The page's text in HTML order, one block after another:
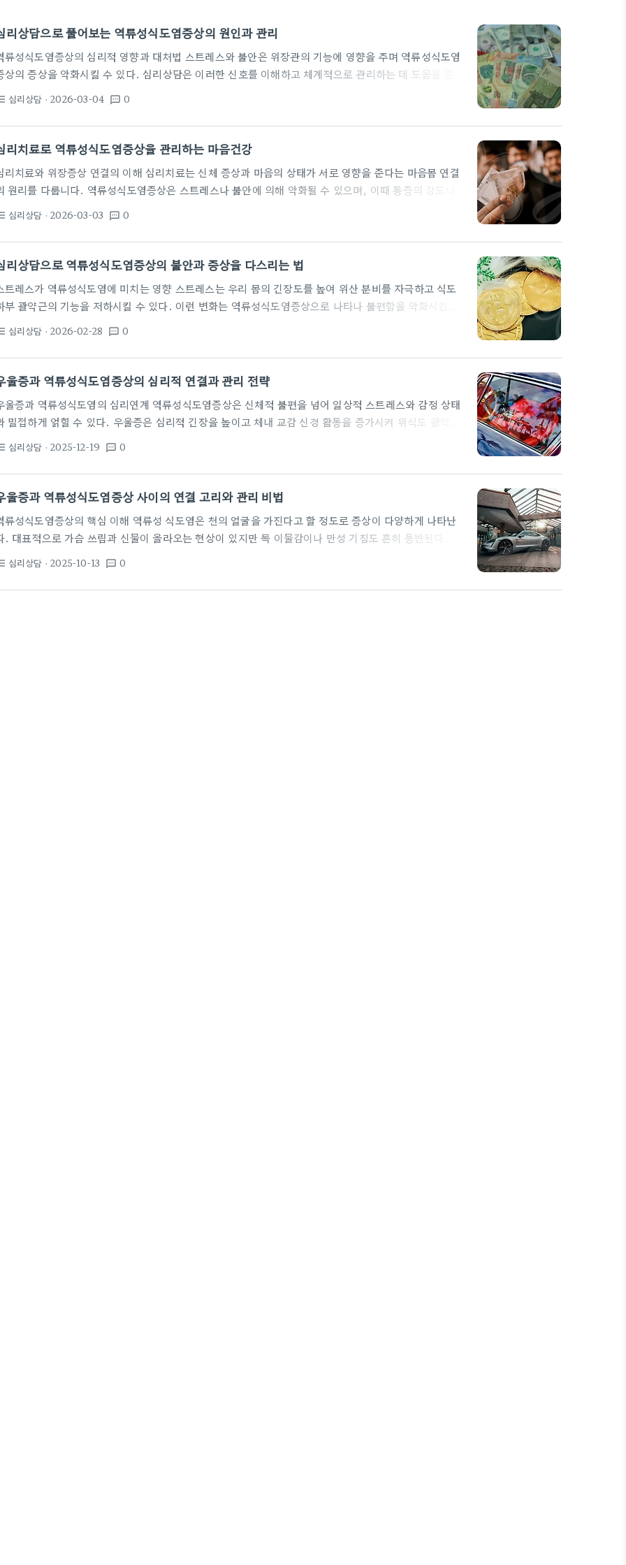
리상담으로 풀어보는 역류성식도염증상의 원인과 관리
류성식도염증상의 심리적 영향과 대처법 스트레스와 불안은 위장관의 기능에 영향을 주며 역류성식도염
상의 증상을 악화시킬 수 있다. 심리상담은 이러한 신호를 이해하고 체계적으로 관리하는 데 도움을 준
서 제시하는 대처 전략은 스트레스를 인식하고 관리하는 법을 배우는 데 있다. 인지적 재구성은 불안이 위
상으로 표출될 때 그 해석과 반응을 바꾸는 데 도움을 준다. 이완 기법은 호흡, 근육 이완, 시각화 등을 통
신체 반응을 안정시키는 데 효과적이다. 일상에서의 작은 변화가 위…
심리상담 · 2026-03-04 textsms 0
리치료로 역류성식도염증상을 관리하는 마음건강
리치료와 위장증상 연결의 이해 심리치료는 신체 증상과 마음의 상태가 서로 영향을 준다는 마음몸 연결
원리를 다룹니다. 역류성식도염증상은 스트레스나 불안에 의해 악화될 수 있으며, 이때 통증의 강도나
에 생활 패턴의 변화를 촉진합니다. 뇌와 장은 신경으로 연결되어 있어 스트레스가 위장운동의 규칙성을 흔
수 있습니다. 과도한 근육긴장과 예민한 주의집중이 속쓰림 같은 증상을 과잉지각하게 만들 수 있으며,
는 악화의 악순환으로 이어질 수 있습니다. 심리치료는 이러한 과민한 반응을 줄이고 정상적인 식경험
심리상담 · 2026-03-03 textsms 0
리상담으로 역류성식도염증상의 불안과 증상을 다스리는 법
트레스가 역류성식도염에 미치는 영향 스트레스는 우리 몸의 긴장도를 높여 위산 분비를 자극하고 식도
부 괄약근의 기능을 저하시킬 수 있다. 이런 변화는 역류성식도염증상으로 나타나 불편함을 악화시킨다.
상담은 스트레스의 구체적 원인을 파악하고 반응 패턴을 바꾸는 데 도움을 준다. 인지행동적 접근은 부정적
각이 신체 반응에 어떤 영향을 주는지 설명한다. 생각을 재구성하고 현실적 대안을 찾는 과정에서 증상에
한 공포를 줄일 수 있다. 동시에 호흡법과 이완훈련 같은 생리적 전략이 식도 근육의 긴장을…
심리상담 · 2026-02-28 textsms 0
울증과 역류성식도염증상의 심리적 연결과 관리 전략
울증과 역류성식도염의 심리연계 역류성식도염증상은 신체적 불편을 넘어 일상적 스트레스와 감정 상태
밀접하게 얽힐 수 있다. 우울증은 심리적 긴장을 높이고 체내 교감 신경 활동을 증가시켜 위식도 괄약근
다. 따라서 증상은 단순한 소화 문제를 넘어 마음의 상태와 상호 작용하는 신호일 수 있다. 여러 연구에서
성적인 위장 증상은 우울감과 불안을 악화시키는 요소로 작용한다. 우울한 상태는 밤새 뒤척이게 만들고
면의 질을 떨어뜨려 GERD의 악화를 촉진한다. 또한 통증과…
심리상담 · 2025-12-19 textsms 0
울증과 역류성식도염증상 사이의 연결 고리와 관리 비법
류성식도염증상의 핵심 이해 역류성 식도염은 천의 얼굴을 가진다고 할 정도로 증상이 다양하게 나타난
. 대표적으로 가슴 쓰림과 신물이 올라오는 현상이 있지만 목 이물감이나 만성 기침도 흔히 동반된다. 또
을 이해하고 관리 계획을 세우는 데 중요한 포인트가 된다. 특히 우울감이나 불안이 이 질환의 증상을 더 크
느끼게 만들 수 있다. 심리적 스트레스가 증가하면 위장 건강의 반응도 커져 증상이 자주 악화될 수 있
심리상담 · 2025-10-13 textsms 0